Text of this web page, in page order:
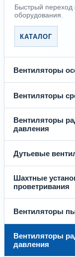
Быстрый переход
оборудования.
КАТАЛОГ
Вентиляторы
Вентиляторы
Вентиляторы
давления
Дутьевые
Шахтные
проветривания
Вентиляторы
Вентиляторы
давления